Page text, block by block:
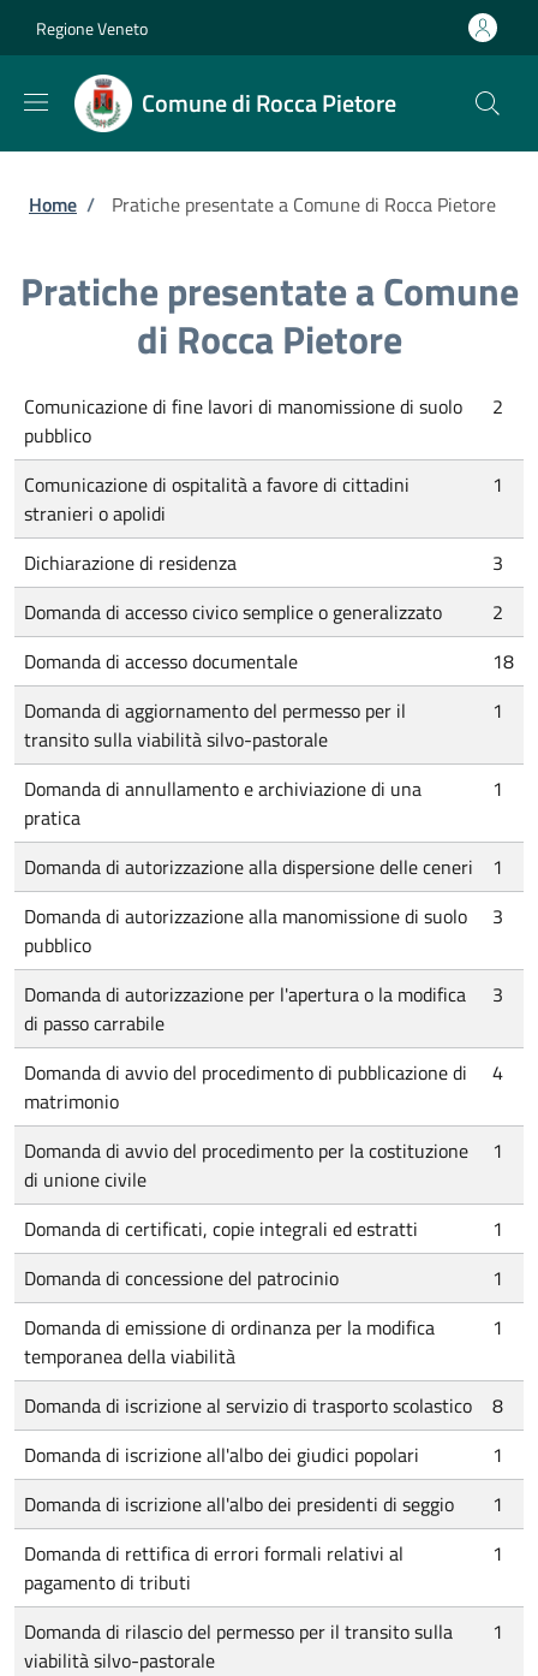
Regione Veneto
Comune di Rocca Pietore
Briciole di pane
Home / Pratiche presentate a Comune di Rocca Pietore
Pratiche presentate a Comune
di Rocca Pietore
Comunicazione di fine lavori di manomissione di suolo
pubblico
2
Comunicazione di ospitalità a favore di cittadini
stranieri o apolidi
1
Dichiarazione di residenza
3
Domanda di accesso civico semplice o generalizzato
2
Domanda di accesso documentale
18
Domanda di aggiornamento del permesso per il
transito sulla viabilità silvo-pastorale
1
Domanda di annullamento e archiviazione di una
pratica
1
Domanda di autorizzazione alla dispersione delle ceneri
1
Domanda di autorizzazione alla manomissione di suolo
pubblico
3
Domanda di autorizzazione per l'apertura o la modifica
di passo carrabile
3
Domanda di avvio del procedimento di pubblicazione di
matrimonio
4
Domanda di avvio del procedimento per la costituzione
di unione civile
1
Domanda di certificati, copie integrali ed estratti
1
Domanda di concessione del patrocinio
1
Domanda di emissione di ordinanza per la modifica
temporanea della viabilità
1
Domanda di iscrizione al servizio di trasporto scolastico
8
Domanda di iscrizione all'albo dei giudici popolari
1
Domanda di iscrizione all'albo dei presidenti di seggio
1
Domanda di rettifica di errori formali relativi al
pagamento di tributi
1
Domanda di rilascio del permesso per il transito sulla
viabilità silvo-pastorale
1